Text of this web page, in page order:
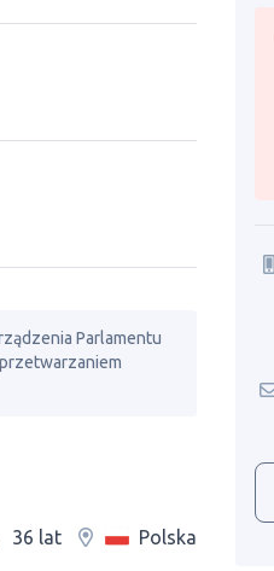
Parlamentu
36 lat Polska